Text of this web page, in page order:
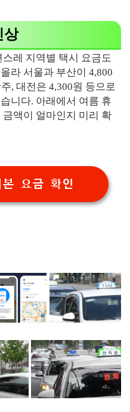
상
레 지역별 택시 요금도
라 서울과 부산이 4,800
, 대전은 4,300원 등으로
니다. 아래에서 여름 휴
액이 얼마인지 미리 확
요금 확인